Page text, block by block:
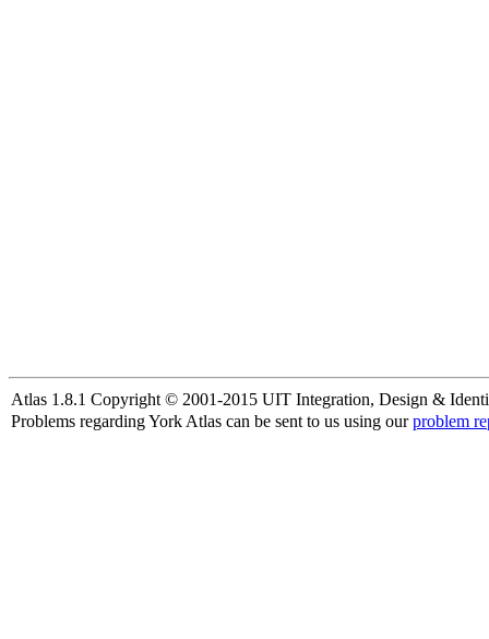
Atlas 1.8.1 Copyright © 2001-2015 UIT Integration, Design &
Problems regarding York Atlas can be sent to us using ourproblem